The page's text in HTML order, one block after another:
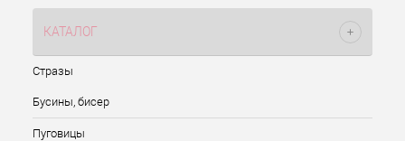
КАТАЛОГ
Стразы
Бусины, бисер
Пуговицы